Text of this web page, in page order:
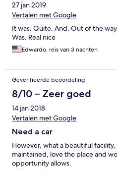
27 jan 2019
Vertalen met Google
It was. Quite. And. Out of the
Was. Real nice
Edwardo, reis van 3 nachten
Geverifieerde beoordeling
8/10 – Zeer goed
14 jan 2018
Vertalen met Google
Need a car
However, what a beautiful
maintained, love the place and
opportunity allows.